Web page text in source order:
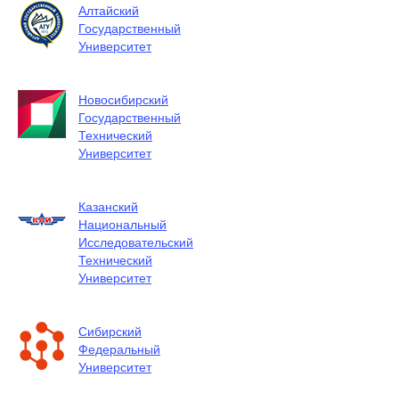
Алтайский
Государственный
Университет
Новосибирский
Государственный
Технический
Университет
Казанский
Национальный
Исследовательский
Технический
Университет
Сибирский
Федеральный
Университет